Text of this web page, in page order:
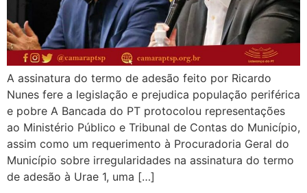
A assinatura do termo de adesão feito por Ricardo
Nunes fere a legislação e prejudica população periférica
e pobre A Bancada do PT protocolou representações
ao Ministério Público e Tribunal de Contas do Município,
assim como um requerimento à Procuradoria Geral do
Município sobre irregularidades na assinatura do termo
de adesão à Urae 1, uma […]